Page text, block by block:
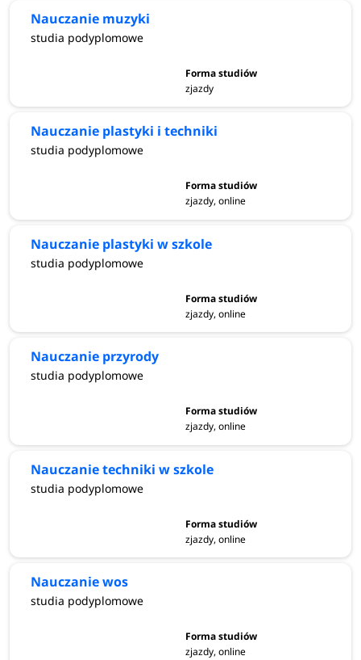
Nauczanie muzyki
studia podyplomowe
zjazdy
Nauczanie plastyki i techniki
studia podyplomowe
zjazdy, online
Nauczanie plastyki w szkole
studia podyplomowe
zjazdy, online
Nauczanie przyrody
studia podyplomowe
zjazdy, online
Nauczanie techniki w szkole
studia podyplomowe
zjazdy, online
Nauczanie wos
studia podyplomowe
zjazdy, online